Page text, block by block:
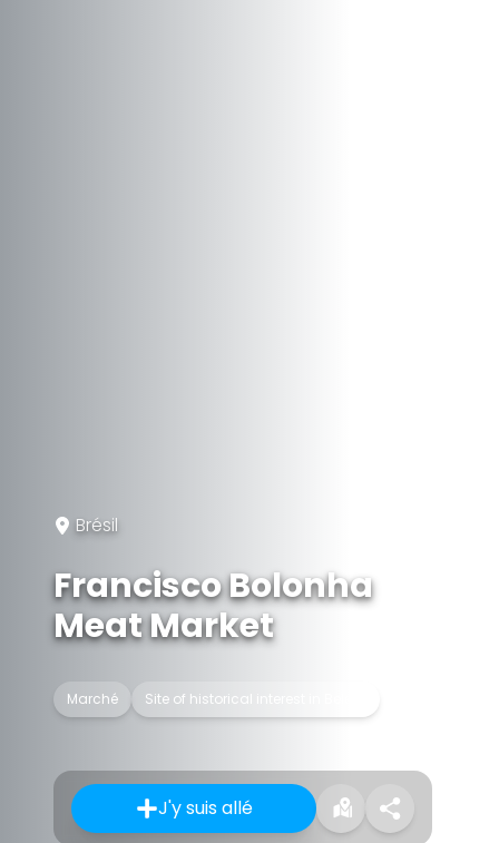
Brésil
Francisco Bolonha
Meat Market
Marché Site of historical interest in Belém
J'y suis allé